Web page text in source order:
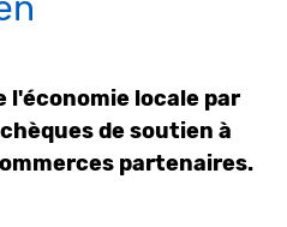
l'économie locale par
de soutien à
partenaires.